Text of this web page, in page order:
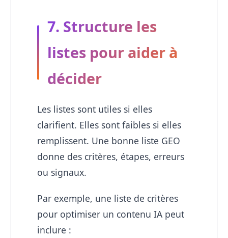
7. Structure les
listes pour aider à
décider
Les listes sont utiles si elles
clarifient. Elles sont faibles si elles
remplissent. Une bonne liste GEO
donne des critères, étapes, erreurs
ou signaux.
Par exemple, une liste de critères
pour optimiser un contenu IA peut
inclure :